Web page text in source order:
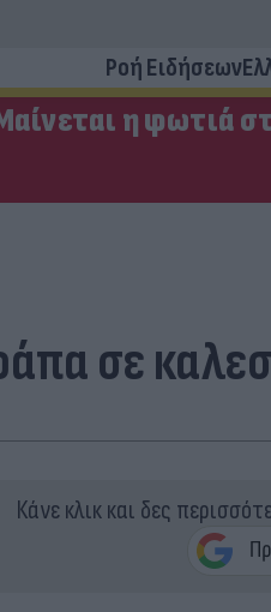
Ροή Ειδήσεων
η φωτιά
σε
Κάνε κλικ και δες